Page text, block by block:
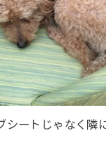
ートじゃなく隣